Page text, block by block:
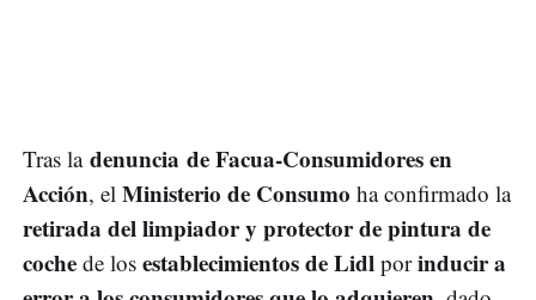
Tras ladenuncia de Facua-Consumidores en
Acción, el Ministerio de Consumo ha confirmado la
retirada del limpiador y protector de pintura de
coche de los establecimientos de Lidl porinducir a